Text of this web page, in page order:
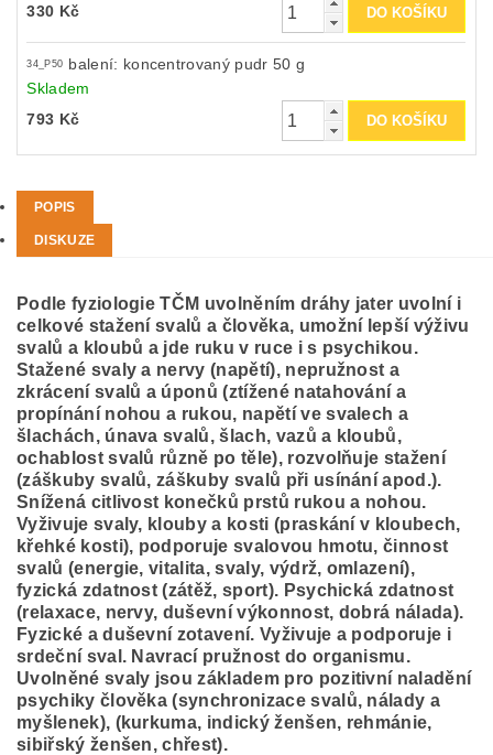
330 Kč
34_P50 balení: koncentrovaný pudr 50 g
Skladem
793 Kč
POPIS
DISKUZE
Podle fyziologie TČM uvolněním dráhy jater uvolní i
celkové stažení svalů a člověka, umožní lepší výživu
svalů a kloubů a jde ruku v ruce i s psychikou.
Stažené svaly a nervy (napětí), nepružnost a
zkrácení svalů a úponů (ztížené natahování a
propínání nohou a rukou, napětí ve svalech a
šlachách, únava svalů, šlach, vazů a kloubů,
ochablost svalů různě po těle), rozvolňuje stažení
(záškuby svalů, záškuby svalů při usínání apod.).
Snížená citlivost konečků prstů rukou a nohou.
Vyživuje svaly, klouby a kosti (praskání v kloubech,
křehké kosti), podporuje svalovou hmotu, činnost
svalů (energie, vitalita, svaly, výdrž, omlazení),
fyzická zdatnost (zátěž, sport). Psychická zdatnost
(relaxace, nervy, duševní výkonnost, dobrá nálada).
Fyzické a duševní zotavení. Vyživuje a podporuje i
srdeční sval. Navrací pružnost do organismu.
Uvolněné svaly jsou základem pro pozitivní naladění
psychiky člověka (synchronizace svalů, nálady a
myšlenek), (kurkuma, indický ženšen, rehmánie,
sibiřský ženšen, chřest).